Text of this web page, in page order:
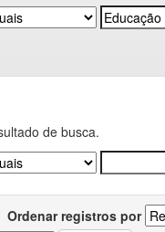
de busca.
Ordenar registros por